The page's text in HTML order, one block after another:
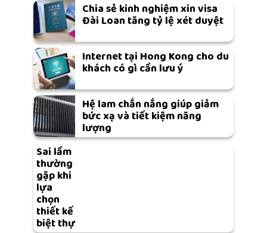
Chia sẻ kinh nghiệm xin visa
Đài Loan tăng tỷ lệ xét duyệt
Internet tại Hong Kong cho du
khách có gì cần lưu ý
Hệ lam chắn nắng giúp giảm
bức xạ và tiết kiệm năng
lượng
Sai lầm
thường
gặp khi
lựa
chọn
thiết kế
biệt thự